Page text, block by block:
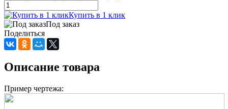
Купить в 1 клик
Под заказ
Поделиться
Описание товара
Пример чертежа: